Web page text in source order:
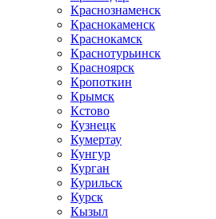
Краснознаменск
Краснокаменск
Краснокамск
Краснотурьинск
Красноярск
Кропоткин
Крымск
Кстово
Кузнецк
Кумертау
Кунгур
Курган
Курильск
Курск
Кызыл